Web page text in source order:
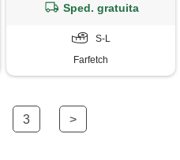
Sped. gratuita
S-L
Farfetch
3 >